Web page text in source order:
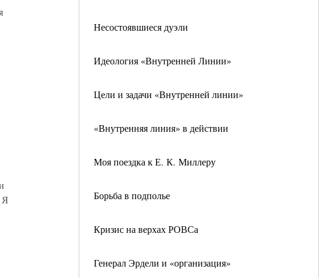
Несостоявшиеся дуэли
Идеология «Внутренней Линии»
Цели и задачи «Внутренней линии»
«Внутренняя линия» в действии
Моя поездка к Е. К. Миллеру
Борьба в подполье
Кризис на верхах РОВСа
Генерал Эрдели и «организация»
Я